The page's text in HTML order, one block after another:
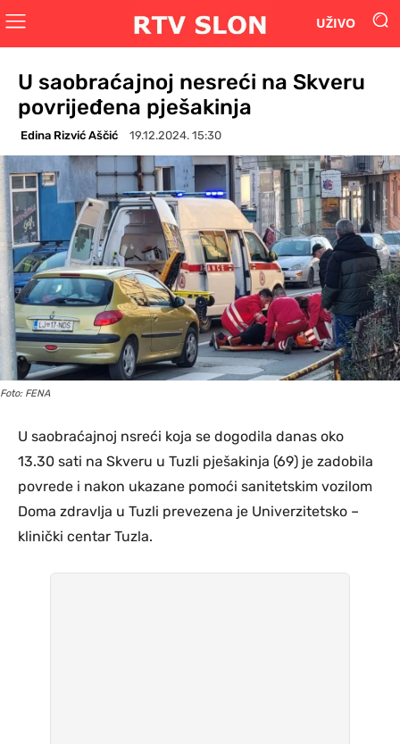
UŽIVO
U saobraćajnoj nesreći na Skveru
povrijeđena pješakinja
Edina Rizvić Aščić 19.12.2024. 15:30
Foto: FENA
U saobraćajnoj nsreći koja se dogodila danas oko
13.30 sati na Skveru u Tuzli pješakinja (69) je zadobila
povrede i nakon ukazane pomoći sanitetskim vozilom
Doma zdravlja u Tuzli prevezena je Univerzitetsko –
klinički centar Tuzla.